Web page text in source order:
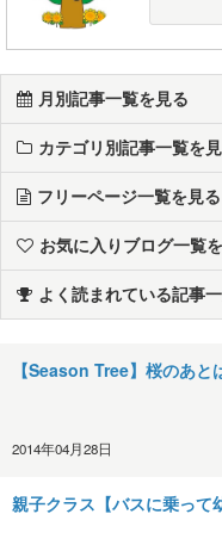
月別記事一覧を見る
カテゴリ別記事一覧を
フリーページ一覧を見る
お気に入りブログ一覧
よく読まれている記事
【Season Tree】桜のあと
2014年04月28日
親子クラス【バスに乗って